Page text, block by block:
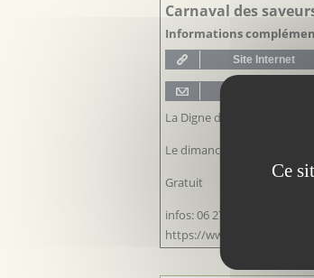
Carnaval des
Informations
La Digne d’Aval à 4 km de
Le dimanche 22 février 2026
Gratuit
infos: 06 27 08 48 13
https://www.aude-
Ce